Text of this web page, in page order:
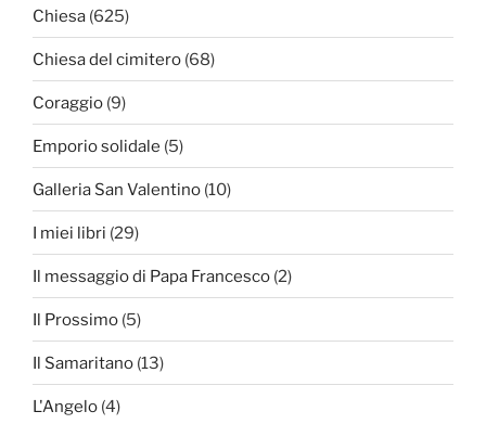
Chiesa (625)
Chiesa del cimitero (68)
Coraggio (9)
Emporio solidale (5)
Galleria San Valentino (10)
I miei libri (29)
Il messaggio di Papa Francesco (2)
Il Prossimo (5)
Il Samaritano (13)
L'Angelo (4)